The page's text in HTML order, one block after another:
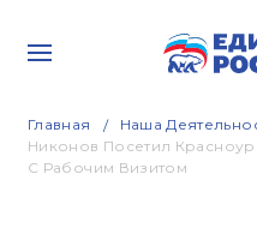
Главная Наша
Никонов Посетил
С Рабочим Визитом